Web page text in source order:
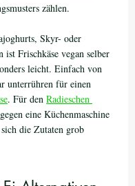
zählen.
Skyr- oder
ist Frischkäse vegan selber
leicht. Einfach von
unterrühren für einen
. Für den Radieschen
eine Küchenmaschine
die Zutaten grob